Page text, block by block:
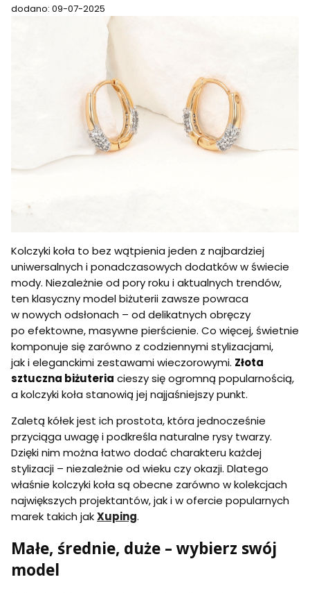
dodano: 09-07-2025
Kolczyki koła to bez wątpienia jeden z najbardziej
uniwersalnych i ponadczasowych dodatków w świecie
mody. Niezależnie od pory roku i aktualnych trendów,
ten klasyczny model biżuterii zawsze powraca
w nowych odsłonach – od delikatnych obręczy
po efektowne, masywne pierścienie. Co więcej, świetnie
komponuje się zarówno z codziennymi stylizacjami,
jak i eleganckimi zestawami wieczorowymi. Złota
sztuczna biżuteria cieszy się ogromną popularnością,
a kolczyki koła stanowią jej najjaśniejszy punkt.
Zaletą kółek jest ich prostota, która jednocześnie
przyciąga uwagę i podkreśla naturalne rysy twarzy.
Dzięki nim można łatwo dodać charakteru każdej
stylizacji – niezależnie od wieku czy okazji. Dlatego
właśnie kolczyki koła są obecne zarówno w kolekcjach
największych projektantów, jak i w ofercie popularnych
marek takich jakXuping.
Małe, średnie, duże – wybierz swój
model